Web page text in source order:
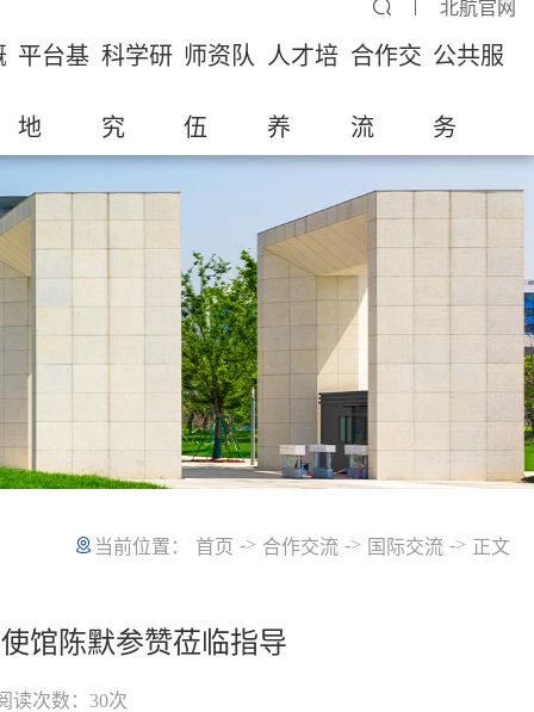
北航官网
平台基
地
科学研
究
师资队
伍
人才培
养
合作交
流
公共服
务
当前位置： 首页 -> 合作交流 -> 国际交流 -> 正文
馆陈默参赞莅临指导
读次数： 30次